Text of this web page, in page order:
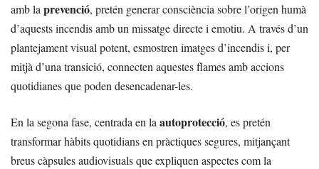
amb la prevenció, pretén generar consciència sobre l’origen humà
d’aquests incendis amb un missatge directe i emotiu. A través d’un
plantejament visual potent, esmostren imatges d’incendis i, per
mitjà d’una transició, connecten aquestes flames amb accions
quotidianes que poden desencadenar-les.
En la segona fase, centrada en la autoprotecció, es pretén
transformar hàbits quotidians en pràctiques segures, mitjançant
breus càpsules audiovisuals que expliquen aspectes com la